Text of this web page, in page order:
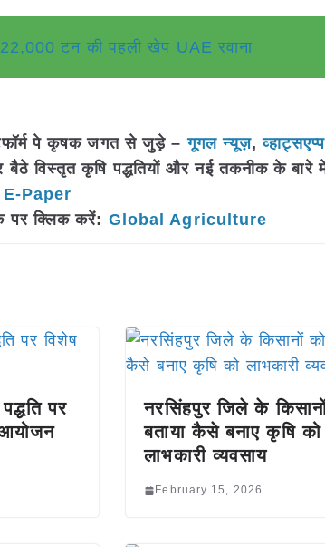
22,000 टन की पहली खेप UAE रवाना
पे कृषक जगत से जुड़े – गूगल न्यूज़,व्हाट्सएप्प
विस्तृत कृषि पद्धतियों और नई तकनीक के बारे
E-Paper
पर क्लिक करें: Global Agriculture
पर
आयोजन
नरसिंहपुर जिले के
बताया कैसे बनाए कृषि को
लाभकारी व्यवसाय
February 15, 2026